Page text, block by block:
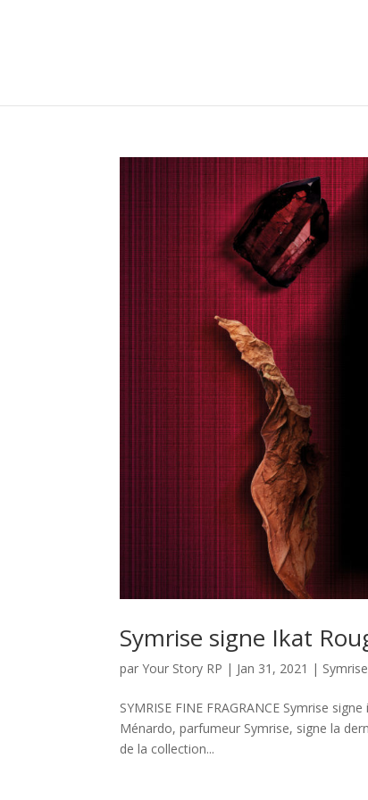
Symrise signe Ikat
parYour Story RP | Jan 31, 2021 |
SYMRISE FINE FRAGRANCE Symrise
Ménardo, parfumeur Symrise, signe la
de la collection...